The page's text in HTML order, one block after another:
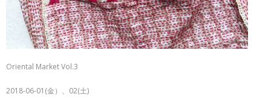
Oriental Market Vol.3
2018-06-01(金）、02(土)